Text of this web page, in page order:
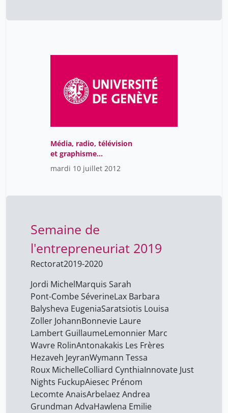
Média, radio, télévision
et graphisme
professionnel (1/10)
mardi 10 juillet 2012
Semaine de
l'entrepreneuriat 2019
Rectorat2019-2020
Jordi MichelMarquis Sarah
Pont-Combe SéverineLax Barbara
Balysheva EugeniaSaratsiotis Louisa
Zoller JohannBonnevie Laure
Lambert GuillaumeLemonnier Marc
Wavre RolinAntonakakis Les Frères
Hezaveh JeyranWymann Tessa
Roux MichelleColliard CynthiaInnovate Just
Nights FuckupAiesec Prénom
Lecomte AnaisArbelaez Andrea
Grundman AdvaHawlena Emilie